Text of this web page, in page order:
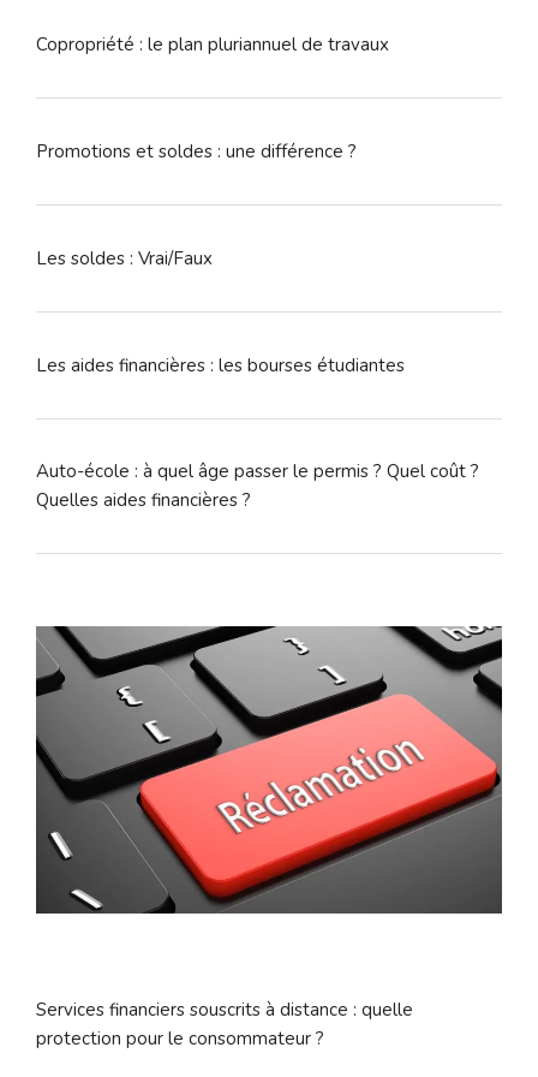
Copropriété : le plan pluriannuel de travaux
Promotions et soldes : une différence ?
Les soldes : Vrai/Faux
Les aides financières : les bourses étudiantes
Auto-école : à quel âge passer le permis ? Quel coût ?
Quelles aides financières ?
Services financiers souscrits à distance : quelle
protection pour le consommateur ?